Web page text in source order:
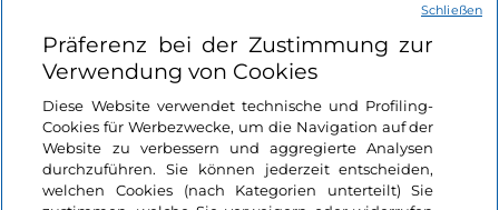
Nützliche Links
Login
Bleiben wir in Kontakt
Präferenz bei der Zustimmung zur
Verwendung von Cookies
Diese Website verwendet technische und Profiling-
Cookies für Werbezwecke, um die Navigation auf der
Website zu verbessern und aggregierte Analysen
durchzuführen. Sie können jederzeit entscheiden,
welchen Cookies (nach Kategorien unterteilt) Sie
Schließen